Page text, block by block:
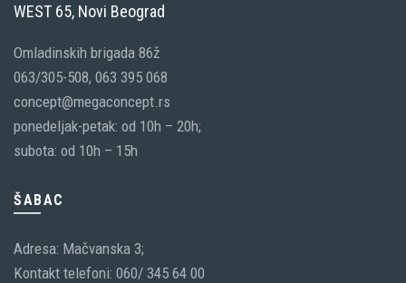
WEST 65, Novi Beograd
Omladinskih brigada 86ž
063/305-508, 063 395 068
concept@megaconcept.rs
ponedeljak-petak: od 10h – 20h;
subota: od 10h – 15h
ŠABAC
Adresa: Mačvanska 3;
Kontakt telefoni: 060/ 345 64 00